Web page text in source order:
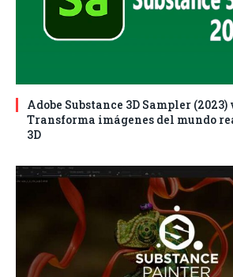
Adobe Substance 3D Sampler (2023)
Transforma imágenes del mundo
3D